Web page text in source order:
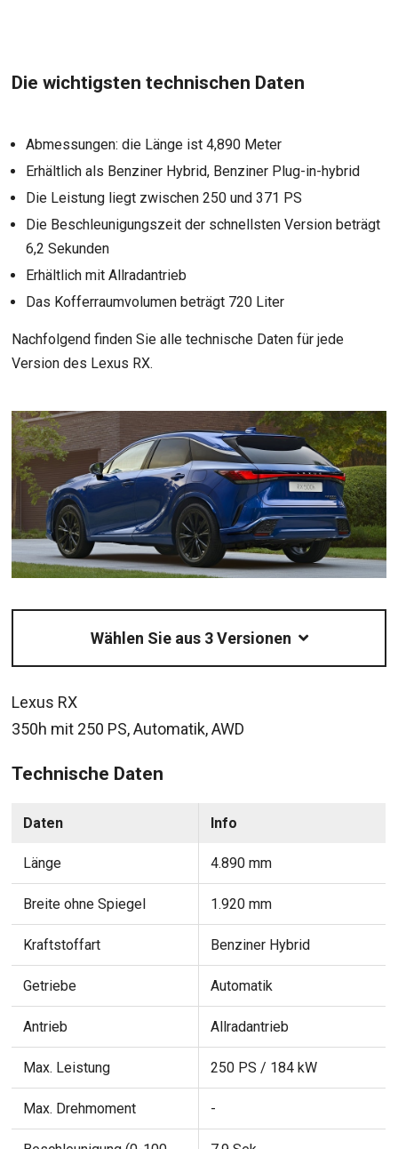
Die wichtigsten technischen Daten
Abmessungen: die Länge ist 4,890 Meter
Erhältlich als Benziner Hybrid, Benziner Plug-in-hybrid
Die Leistung liegt zwischen 250 und 371 PS
Die Beschleunigungszeit der schnellsten Version beträgt
6,2 Sekunden
Erhältlich mit Allradantrieb
Das Kofferraumvolumen beträgt 720 Liter
Nachfolgend finden Sie alle technische Daten für jede
Version des Lexus RX.
Lexus RX
350h mit 250 PS, Automatik, AWD
Technische Daten
Daten Info
Länge 4.890 mm
Breite ohne Spiegel 1.920 mm
Kraftstoffart Benziner Hybrid
Getriebe Automatik
Antrieb Allradantrieb
Max. Leistung 250 PS / 184 kW
Max. Drehmoment -